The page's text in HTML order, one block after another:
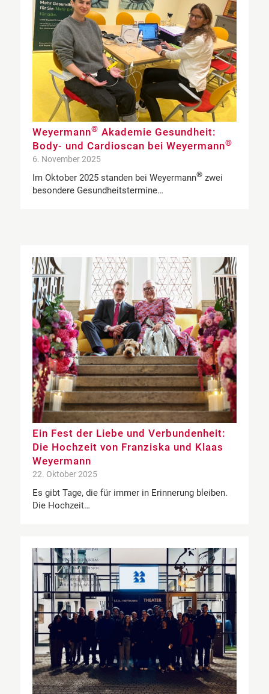
Weyermann® Akademie Gesundheit:
Body- und Cardioscan bei Weyermann®
6. November 2025
Im Oktober 2025 standen bei Weyermann®zwei
besondere Gesundheitstermine…
Ein Fest der Liebe und Verbundenheit:
Die Hochzeit von Franziska und Klaas
Weyermann
22. Oktober 2025
Es gibt Tage, die für immer in Erinnerung bleiben.
Die Hochzeit…